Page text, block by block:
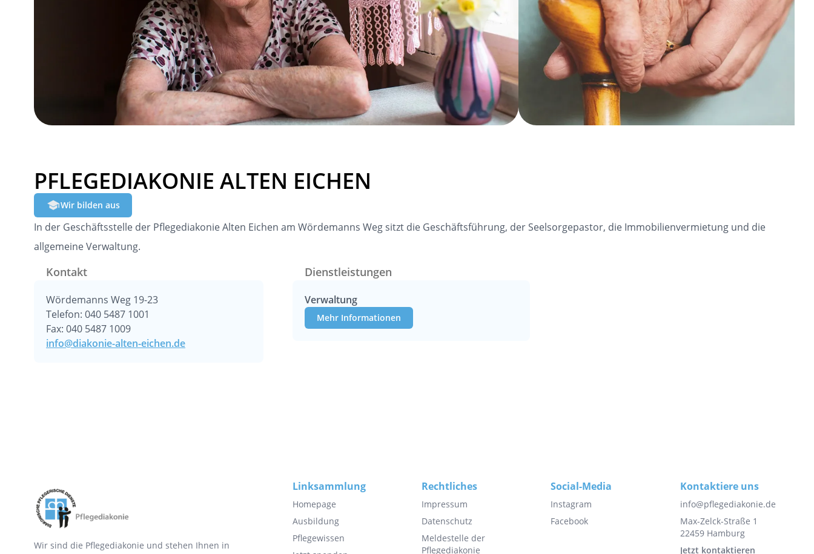
PFLEGEDIAKONIE ALTEN EICHEN
Wir bilden aus
In der Geschäftsstelle der Pflegediakonie Alten Eichen am Wördemanns Weg sitzt die Geschäftsführung, der Seelsorgepastor, die Immobilienvermietung und die
allgemeine Verwaltung.
Kontakt
Wördemanns Weg 19-23
Telefon: 040 5487 1001
Fax: 040 5487 1009
info@diakonie-alten-eichen.de
Dienstleistungen
Verwaltung
Mehr Informationen
Wir sind die Pflegediakonie und stehen Ihnen in
Linksammlung
Homepage
Ausbildung
Pflegewissen
Rechtliches
Impressum
Datenschutz
Meldestelle der
Pflegediakonie
Social-Media
Instagram
Facebook
Kontaktiere uns
info@pflegediakonie.de
Max-Zelck-Straße 1
22459 Hamburg
Jetzt kontaktieren